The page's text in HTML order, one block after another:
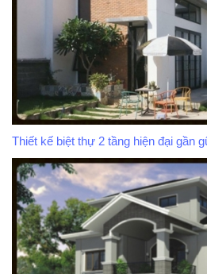
Thiết kế biệt thự 2 tầng hiện đại gần